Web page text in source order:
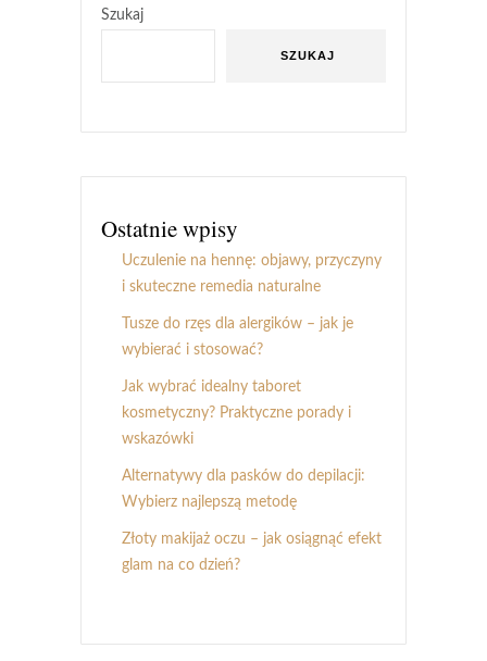
Szukaj
SZUKAJ
Ostatnie wpisy
Uczulenie na hennę: objawy, przyczyny
i skuteczne remedia naturalne
Tusze do rzęs dla alergików – jak je
wybierać i stosować?
Jak wybrać idealny taboret
kosmetyczny? Praktyczne porady i
wskazówki
Alternatywy dla pasków do depilacji:
Wybierz najlepszą metodę
Złoty makijaż oczu – jak osiągnąć efekt
glam na co dzień?